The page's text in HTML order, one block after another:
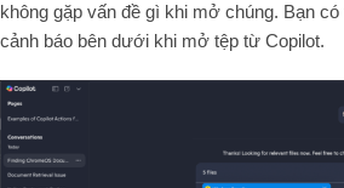
không gặp vấn đề gì khi mở chúng. Bạn
cảnh báo bên dưới khi mở tệp từ Copilot.